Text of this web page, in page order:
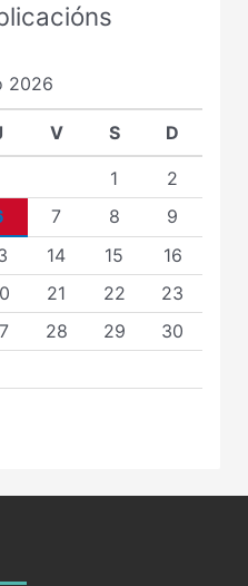
2026
V S D
1
2
7 8
9
14 15
16
21 22
23
28 29
30